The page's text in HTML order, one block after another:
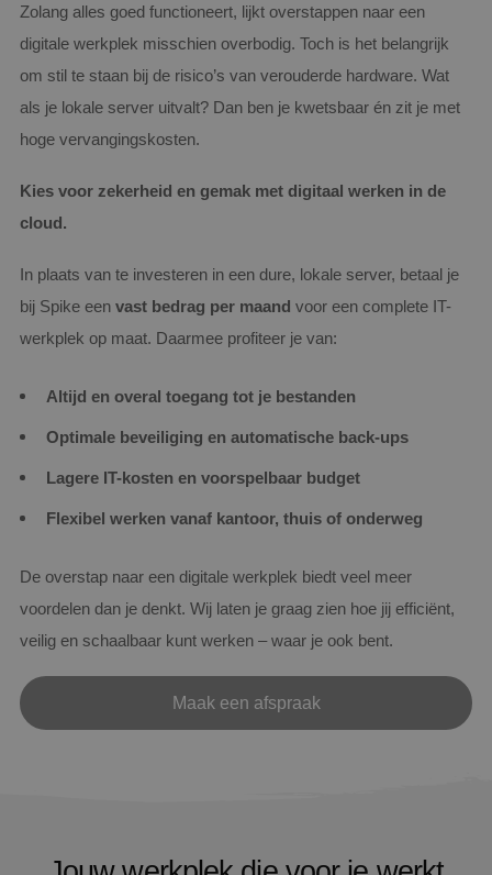
Zolang alles goed functioneert, lijkt overstappen naar een
digitale werkplek misschien overbodig. Toch is het belangrijk
om stil te staan bij de risico’s van verouderde hardware. Wat
als je lokale server uitvalt? Dan ben je kwetsbaar én zit je met
hoge vervangingskosten.
Kies voor zekerheid en gemak met digitaal werken in de
cloud.
In plaats van te investeren in een dure, lokale server, betaal je
bij Spike een vast bedrag per maand voor een complete IT-
werkplek op maat. Daarmee profiteer je van:
Altijd en overal toegang tot je bestanden
Optimale beveiliging en automatische back-ups
Lagere IT-kosten en voorspelbaar budget
Flexibel werken vanaf kantoor, thuis of onderweg
De overstap naar een digitale werkplek biedt veel meer
voordelen dan je denkt. Wij laten je graag zien hoe jij efficiënt,
veilig en schaalbaar kunt werken – waar je ook bent.
Maak een afspraak